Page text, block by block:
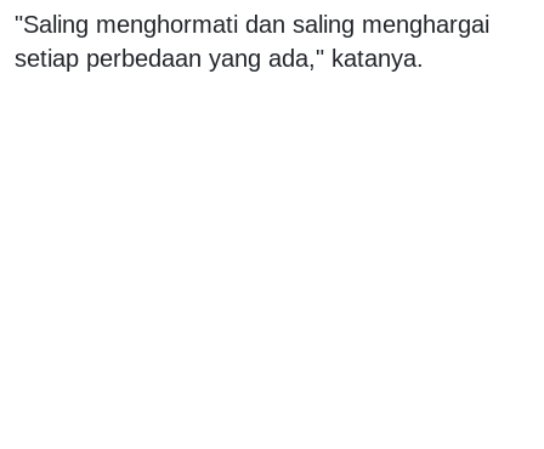
"Saling menghormati dan saling menghargai
setiap perbedaan yang ada," katanya.